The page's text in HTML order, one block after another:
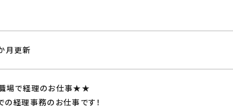
月更新
場で経理のお仕事★★
の経理事務のお仕事です！